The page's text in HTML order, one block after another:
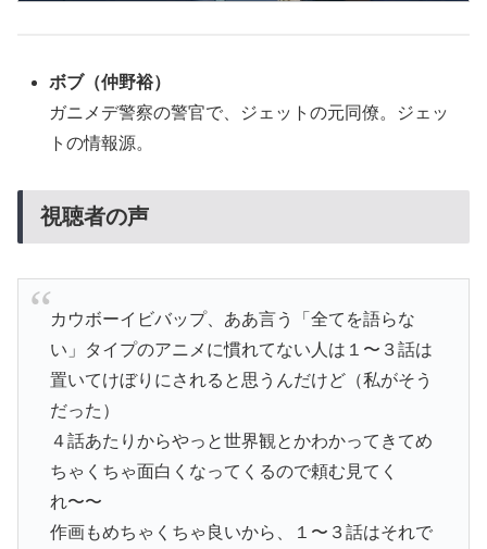
ボブ（仲野裕）
ガニメデ警察の警官で、ジェットの元同僚。ジェッ
トの情報源。
視聴者の声
カウボーイビバップ、ああ言う「全てを語らな
い」タイプのアニメに慣れてない人は１〜３話は
置いてけぼりにされると思うんだけど（私がそう
だった）
４話あたりからやっと世界観とかわかってきてめ
ちゃくちゃ面白くなってくるので頼む見てく
れ〜〜
作画もめちゃくちゃ良いから、１〜３話はそれで